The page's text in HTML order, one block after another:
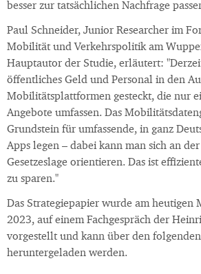
besser zur tatsächlichen Nachfrage
Paul Schneider, Junior Researcher im
Mobilität und Verkehrspolitik am
Hauptautor der Studie, erläutert:
öffentliches Geld und Personal in den
Mobilitätsplattformen gesteckt, die nur
Angebote umfassen. Das
Grundstein für umfassende, in ganz
Apps legen – dabei kann man sich an
Gesetzeslage orientieren. Das ist
zu sparen."
Das Strategiepapier wurde am heutigen
2023, auf einem Fachgespräch der
vorgestellt und kann über den
heruntergeladen werden.